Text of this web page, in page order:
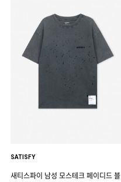
SATISFY
새티스파이 남성 모스테크 페이디드 블